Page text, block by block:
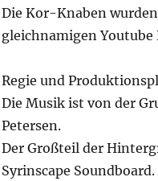
Die Kor-Knaben
gleichnamigen Youtube
Regie und
Die Musik ist von der
Petersen.
Der Großteil der
Syrinscape